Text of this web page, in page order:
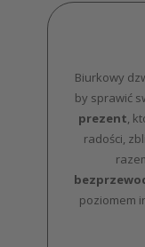
Biurkowy
by sprawić
prezent,
radości,
poziomem